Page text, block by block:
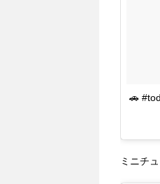
🚗
ミニチ